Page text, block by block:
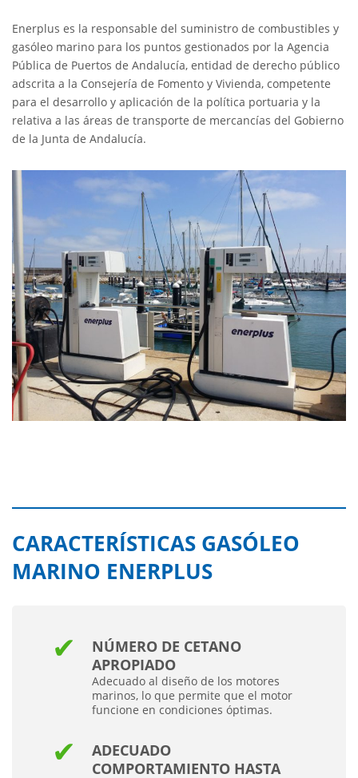
Enerplus es la responsable del suministro de combustibles y
gasóleo marino para los puntos gestionados por la Agencia
Pública de Puertos de Andalucía, entidad de derecho público
adscrita a la Consejería de Fomento y Vivienda, competente
para el desarrollo y aplicación de la política portuaria y la
relativa a las áreas de transporte de mercancías del Gobierno
de la Junta de Andalucía.
CARACTERÍSTICAS GASÓLEO
MARINO ENERPLUS
NÚMERO DE CETANO
APROPIADO
Adecuado al diseño de los motores
marinos, lo que permite que el motor
funcione en condiciones óptimas.
ADECUADO
COMPORTAMIENTO HASTA